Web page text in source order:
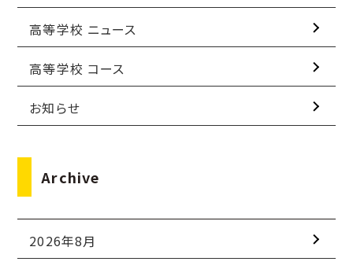
高等学校 ニュース
高等学校 コース
お知らせ
Archive
2026年8月